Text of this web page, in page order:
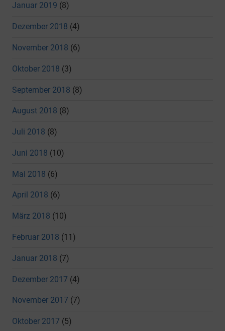
Januar 2019 (8)
Dezember 2018 (4)
November 2018 (6)
Oktober 2018 (3)
September 2018 (8)
August 2018 (8)
Juli 2018 (8)
Juni 2018 (10)
Mai 2018 (6)
April 2018 (6)
März 2018 (10)
Februar 2018 (11)
Januar 2018 (7)
Dezember 2017 (4)
November 2017 (7)
Oktober 2017 (5)